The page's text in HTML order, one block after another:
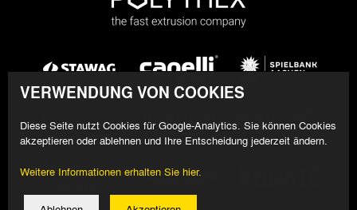
VERWENDUNG VON COOKIES
Diese Seite nutzt Cookies für Google-Analytics. Sie können Cookies
akzeptieren oder ablehnen und Ihre Entscheidung jederzeit ändern.
Weitere Informationen erhalten Sie hier.